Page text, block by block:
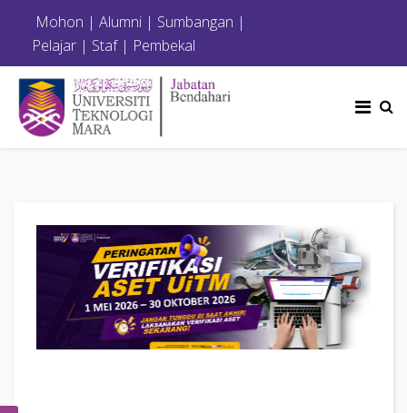
Mohon | Alumni | Sumbangan |
Pelajar | Staf| Pembekal